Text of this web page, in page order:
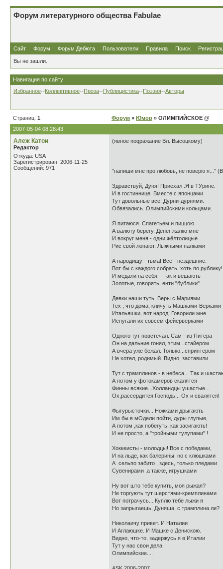
Форум литературного общества Fabulae
Сайт Форум Форум Дебюта Пользователи Правила Поиск
Вы не зашли.
Навигация по сайту
Избранное--Коллективное--Проза--Публицистика--Поэзия--Авторы
Страниц: 1 Форум » Юмор » ОЛИМПИЙСКОЕ @
2007-05-04 08:28:43
Алеж Катои
Редактор
Откуда: USA
Зарегистрирован: 2006-11-25
Сообщений: 971
(явное поqражание Вл. Высоцкому)
"напиши мне про любовь, не поверю я..."
Здравствуй, Дуня! Приехал .Я в ТУрине.
И в гостиннице. Вместе с японцами.
Тут довольные все. Дурни-дурнями.
Обвязались. Олимпийскими кольцами.
Я питаюся. Спагетьем и пиццою.
А валюту берегу. Денег жалко мне
И вокруг меня - одни жёлтолицые
Рис свой лопают. Лыжными палками
А народищу - тьма! Bсе - нездешние.
Вот бы с каждого собрать, хоть по рублику!
И медали на себя - так и вешають
Золотые, говорять, енти "бублики"
Девки наши туть. Веры с Мариями
Теx , что дома, кличуть Машками-Верками
Итальяшки, вот народ! Говорили мне
Испугали их совсем фейерверками
Одного тут повстечал. Сам - из Питера
Он на дальние гонял, этим...стайером
А вчера уже бежал. Только...спринтером
Не хотел, родимый. Видно, заставили
Тут с трамплинов - в небеса... Так и
А потом у фотокамеров скалятся
Финны всякие...Холландцы ушастые...
Ох,рассердится Господь... Ох и свалятся!
Фыгурысточки... Ножками дрыгають
Им бы в мОдели пойти, дуры глупые,
А потом ,как побегуть, как засигають!
И не просто, а "тройными тулупами" !
Хоккеисты - молодцы! Все с победами,
И на льде, как балерины, но с клюшками
А сельпо забито , здесь, только пледами
Сувенирами ,а также, игрушками
Ну вот што тебе купить, моя рыжая?
Не торгують тут шерстями-кремплинами
Вот потрачусь... Куплю тебе лыжи я
Но запрыгаешь, Дуняша, с трамплина ли?
Николаичу привет. И Наталии
И Аглаюшке. И Машке с Денискою.
Видно, что-то, задержусь я в Италии
Тут у нас свои дела.
Олимпийские....